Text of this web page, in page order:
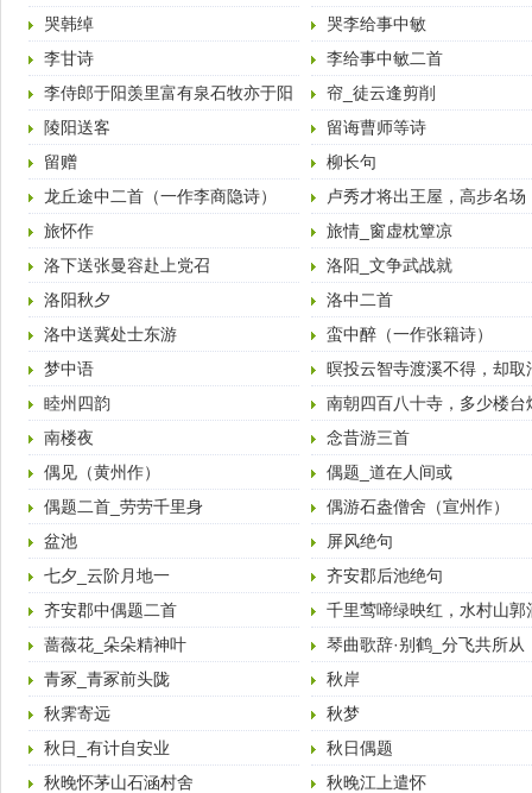
赴举
哭韩绰
哭李给事中敏
李甘诗
李给事中敏二首
李侍郎于阳羡里富有泉石牧亦于阳
羡粗有薄产…四韵
帘_徒云逢剪削
陵阳送客
留诲曹师等诗
留赠
柳长句
龙丘途中二首（一作李商隐诗）
卢秀才将出王屋，高步名场
相逢赠别
旅怀作
旅情_窗虚枕簟凉
洛下送张曼容赴上党召
洛阳_文争武战就
洛阳秋夕
洛中二首
洛中送冀处士东游
蛮中醉（一作张籍诗）
梦中语
暝投云智寺渡溪不得，却取
往
睦州四韵
南朝四百八十寺，多少楼台
中。 （唐·杜牧·江南
南楼夜
念昔游三首
偶见（黄州作）
偶题_道在人间或
偶题二首_劳劳千里身
偶游石盎僧舍（宣州作）
盆池
屏风绝句
七夕_云阶月地一
齐安郡后池绝句
齐安郡中偶题二首
千里莺啼绿映红，水村山郭
风。 （唐·杜牧·江南
蔷薇花_朵朵精神叶
琴曲歌辞·别鹤_分飞共所从
青冢_青冢前头陇
秋岸
秋霁寄远
秋梦
秋日_有计自安业
秋日偶题
秋晚怀茅山石涵村舍
秋晚江上遣怀